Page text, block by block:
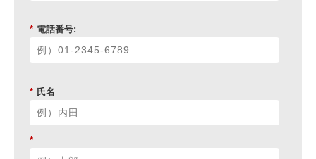
* 電話番号:
* 氏名
*